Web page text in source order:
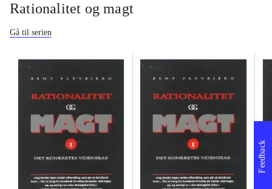
Rationalitet og magt
Gå til serien
Feedback